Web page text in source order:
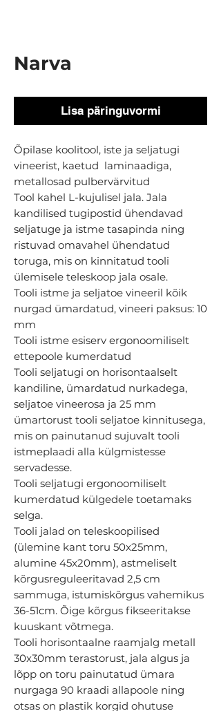
Narva
Lisa päringuvormi
Õpilase koolitool, iste ja seljatugi
vineerist, kaetud laminaadiga,
metallosad pulbervärvitud
Tool kahel L-kujulisel jala. Jala
kandilised tugipostid ühendavad
seljatuge ja istme tasapinda ning
ristuvad omavahel ühendatud
toruga, mis on kinnitatud tooli
ülemisele teleskoop jala osale.
Tooli istme ja seljatoe vineeril kõik
nurgad ümardatud, vineeri paksus: 10
mm
Tooli istme esiserv ergonoomiliselt
ettepoole kumerdatud
Tooli seljatugi on horisontaalselt
kandiline, ümardatud nurkadega,
seljatoe vineerosa ja 25 mm
ümartorust tooli seljatoe kinnitusega,
mis on painutanud sujuvalt tooli
istmeplaadi alla külgmistesse
servadesse.
Tooli seljatugi ergonoomiliselt
kumerdatud külgedele toetamaks
selga.
Tooli jalad on teleskoopilised
(ülemine kant toru 50x25mm,
alumine 45x20mm), astmeliselt
kõrgusreguleeritavad 2,5 cm
sammuga, istumiskõrgus vahemikus
36-51cm. Õige kõrgus fikseeritakse
kuuskant võtmega.
Tooli horisontaalne raamjalg metall
30x30mm terastorust, jala algus ja
lõpp on toru painutatud ümara
nurgaga 90 kraadi allapoole ning
otsas on plastik korgid ohutuse